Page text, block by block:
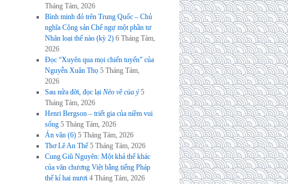
Tháng Tám, 2026
Bình minh đỏ trên Trung Quốc – Chủ
nghĩa Cộng sản Chế ngự một phần tư
Nhân loại thế nào (kỳ 2) 6 Tháng Tám,
2026
Đọc “Xuyên qua mọi chiến tuyến” của
Nguyễn Xuân Thọ 5 Tháng Tám,
2026
Sau nửa đời, đọc lại Nẻo về của ý 5
Tháng Tám, 2026
Henri Bergson – triết gia của niềm vui
sống 5 Tháng Tám, 2026
Án văn (6) 5 Tháng Tám, 2026
Thơ Lê An Thế 5 Tháng Tám, 2026
Cung Giũ Nguyên: Một khả thể khác
của văn chương Việt bằng tiếng Pháp
thế kỉ hai mươi 4 Tháng Tám, 2026